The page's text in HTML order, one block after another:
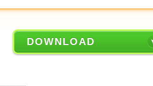
DOWNLOAD